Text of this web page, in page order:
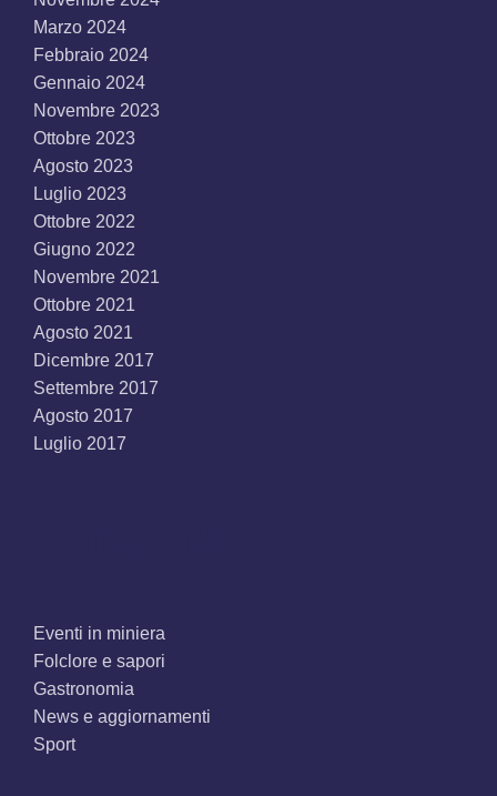
Marzo 2024
Febbraio 2024
Gennaio 2024
Novembre 2023
Ottobre 2023
Agosto 2023
Luglio 2023
Ottobre 2022
Giugno 2022
Novembre 2021
Ottobre 2021
Agosto 2021
Dicembre 2017
Settembre 2017
Agosto 2017
Luglio 2017
Eventi in miniera
Folclore e sapori
Gastronomia
News e aggiornamenti
Sport